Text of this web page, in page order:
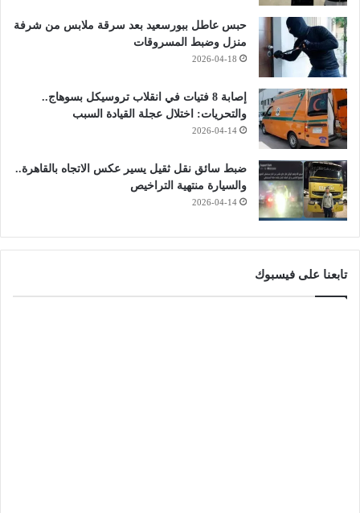
حبس عاطل ببورسعيد بعد سرقة ملابس من شرفة
منزل وضبط المسروقات
2026-04-18
إصابة 8 فتيات في انقلاب تروسيكل بسوهاج..
والتحريات: اختلال عجلة القيادة السبب
2026-04-14
ضبط سائق نقل ثقيل يسير عكس الاتجاه بالقاهرة..
والسيارة منتهية التراخيص
2026-04-14
تابعنا على فيسبوك